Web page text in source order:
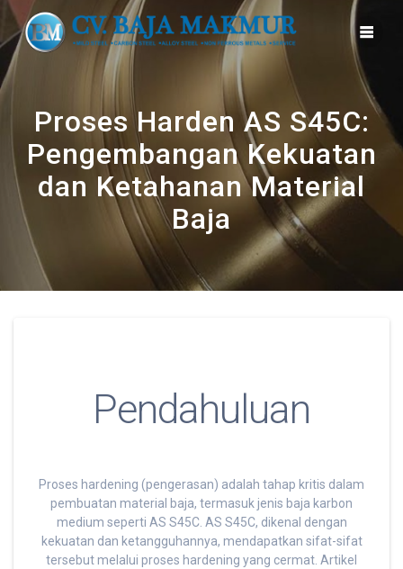
to
content
Proses Harden AS S45C:
Pengembangan Kekuatan
dan Ketahanan Material
Baja
Pendahuluan
Proses hardening (pengerasan) adalah tahap kritis dalam
pembuatan material baja, termasuk jenis baja karbon
medium seperti AS S45C. AS S45C, dikenal dengan
kekuatan dan ketangguhannya, mendapatkan sifat-sifat
tersebut melalui proses hardening yang cermat. Artikel